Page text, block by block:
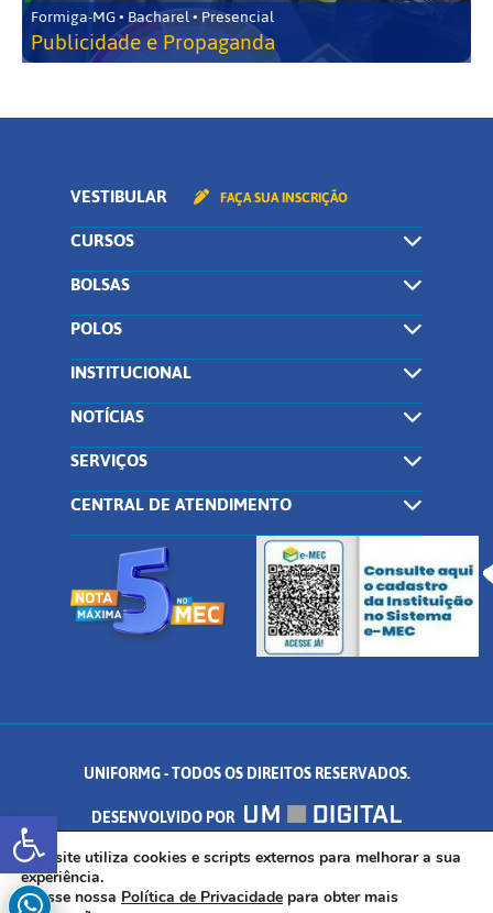
Abrir a barra de ferramentas
Formiga-MG • Bacharel • Presencial
Publicidade e Propaganda
VESTIBULAR FAÇA SUA INSCRIÇÃO
CURSOS
BOLSAS
POLOS
INSTITUCIONAL
NOTÍCIAS
SERVIÇOS
CENTRAL DE ATENDIMENTO
UNIFORMG - TODOS OS DIREITOS RESERVADOS.
DESENVOLVIDO POR
AV. DR. ARNALDO DE SENNA, 328 - PALMEIRAS, FORMIGA/MG - CEP:
35.574.530
Este site utiliza cookies e scripts externos para melhorar a sua
experiência.
Acesse nossa Política de Privacidade para obter mais